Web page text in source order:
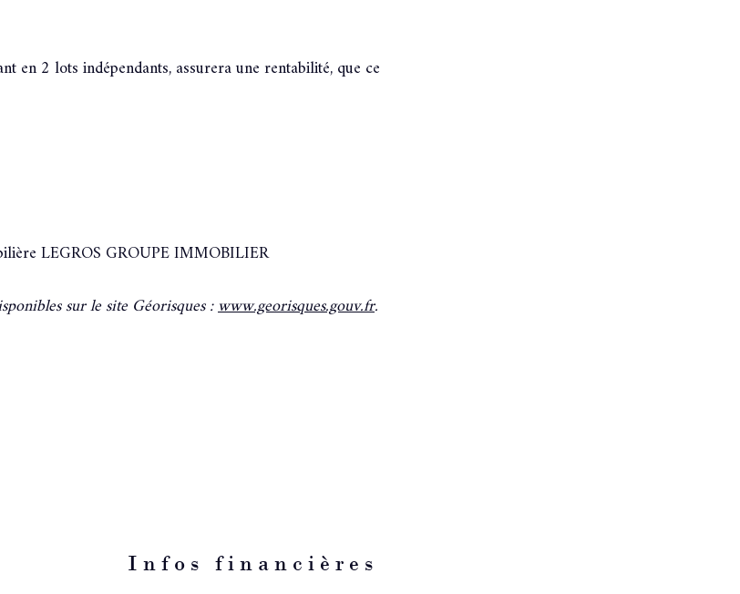
en 2 lots indépendants, assurera une rentabilité, que ce
LEGROS GROUPE IMMOBILIER
sur le site Géorisques :www.georisques.gouv.fr.
Infos financières